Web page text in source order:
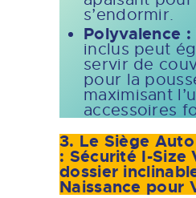
s’endormir.
Polyvalence :
inclus peut
servir de
pour la
maximisant
accessoires
3. Le Siège
: Sécurité I-Size
dossier
Naissance pour